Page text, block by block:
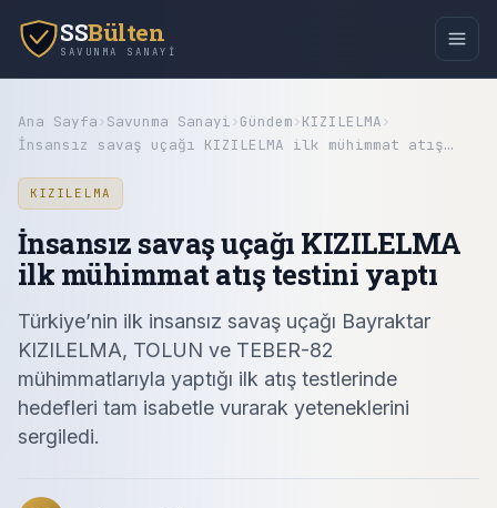
SSBülten
SAVUNMA SANAYI
Ana Sayfa› Savunma Sanayi› Gündem› KIZILELMA›
İnsansız savaş uçağı KIZILELMA ilk mühimmat atış…
KIZILELMA
İnsansız savaş uçağı KIZILELMA
ilk mühimmat atış testini yaptı
Türkiye’nin ilk insansız savaş uçağı Bayraktar
KIZILELMA, TOLUN ve TEBER-82
mühimmatlarıyla yaptığı ilk atış testlerinde
hedefleri tam isabetle vurarak yeteneklerini
sergiledi.